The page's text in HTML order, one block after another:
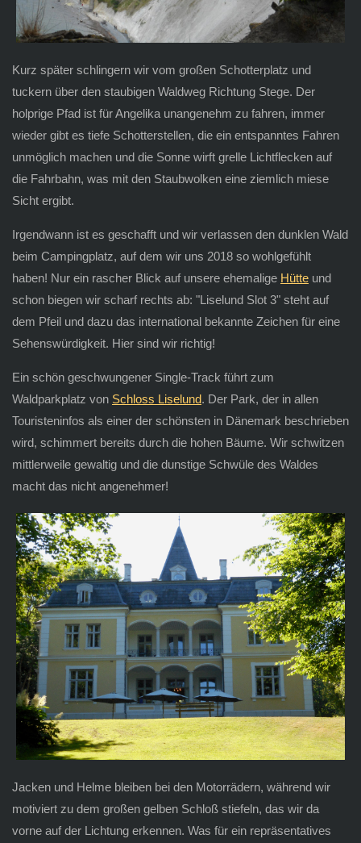
Kurz später schlingern wir vom großen Schotterplatz und
tuckern über den staubigen Waldweg Richtung Stege. Der
holprige Pfad ist für Angelika unangenehm zu fahren, immer
wieder gibt es tiefe Schotterstellen, die ein entspanntes Fahren
unmöglich machen und die Sonne wirft grelle Lichtflecken auf
die Fahrbahn, was mit den Staubwolken eine ziemlich miese
Sicht ergibt.
Irgendwann ist es geschafft und wir verlassen den dunklen Wald
beim Campingplatz, auf dem wir uns 2018 so wohlgefühlt
haben! Nur ein rascher Blick auf unsere ehemalige Hütteund
schon biegen wir scharf rechts ab: "Liselund Slot 3" steht auf
dem Pfeil und dazu das international bekannte Zeichen für eine
Sehenswürdigkeit. Hier sind wir richtig!
Ein schön geschwungener Single-Track führt zum
Waldparkplatz von Schloss Liselund. Der Park, der in allen
Touristeninfos als einer der schönsten in Dänemark beschrieben
wird, schimmert bereits durch die hohen Bäume. Wir schwitzen
mittlerweile gewaltig und die dunstige Schwüle des Waldes
macht das nicht angenehmer!
Jacken und Helme bleiben bei den Motorrädern, während wir
motiviert zu dem großen gelben Schloß stiefeln, das wir da
vorne auf der Lichtung erkennen. Was für ein repräsentatives